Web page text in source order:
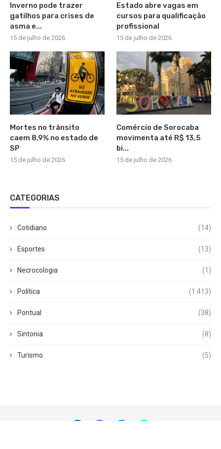
Inverno pode trazer
gatilhos para crises de
asma e...
15 de julho de 2026
Estado abre vagas em
cursos para qualificação
profissional
15 de julho de 2026
Mortes no trânsito
caem 8,9% no estado de
SP
15 de julho de 2026
Comércio de Sorocaba
movimenta até R$ 13,5
bi...
15 de julho de 2026
CATEGORIAS
Cotidiano (14)
Esportes (13)
Necrocologia (1)
Política (1.413)
Pontual (38)
Sintonia (8)
Turismo (5)